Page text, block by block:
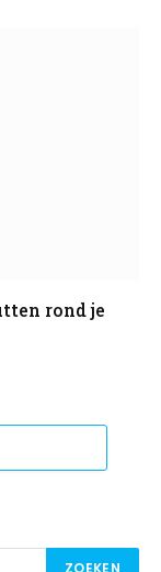
rond je